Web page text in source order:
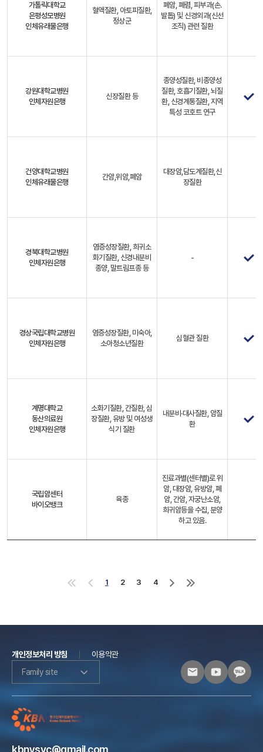
가톨릭대학교
은평성모병원
인체유래물은행
혈액질환, 아토피질환,
정상군
폐암, 폐렴, 피부과(손.
발톱) 및 신경외과(신선
조직) 관련 질환
강원대학교병원
인체자원은행
신장질환 등
종양성질환, 비종양성
질환, 호흡기질환, 뇌질
환, 신경계통질환, 지역
특성 코호트 연구
건양대학교병원
인체유래물은행
간암,위암,폐암
대장암,담도계질환,신
장질환
경북대학교병원
인체자원은행
염증성장질환, 희귀소
화기질환, 신경내분비
종양, 말트림프종 등
-
경상국립대학교병원
인체자원은행
염증성장질환, 미숙아,
소아청소년질환
심혈관 질환
계명대학교
동산의료원
인체자원은행
소화기질환, 간질환, 심
장질환, 유방 및 여성생
식기 질환
내분비·대사질환, 암질
환
국립암센터
바이오뱅크
육종
진료과별(센터별)로 위
암, 대장암, 유방암, 폐
암, 간암, 자궁난소암,
희귀암등을 수집, 분양
하고 있음.
1 2 3
4
개인정보처리 방침
이용약관
Family site